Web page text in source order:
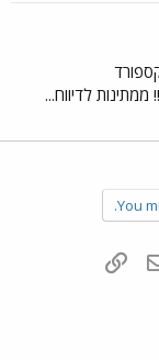
לדיווח...
You
דואר אלקטרוני